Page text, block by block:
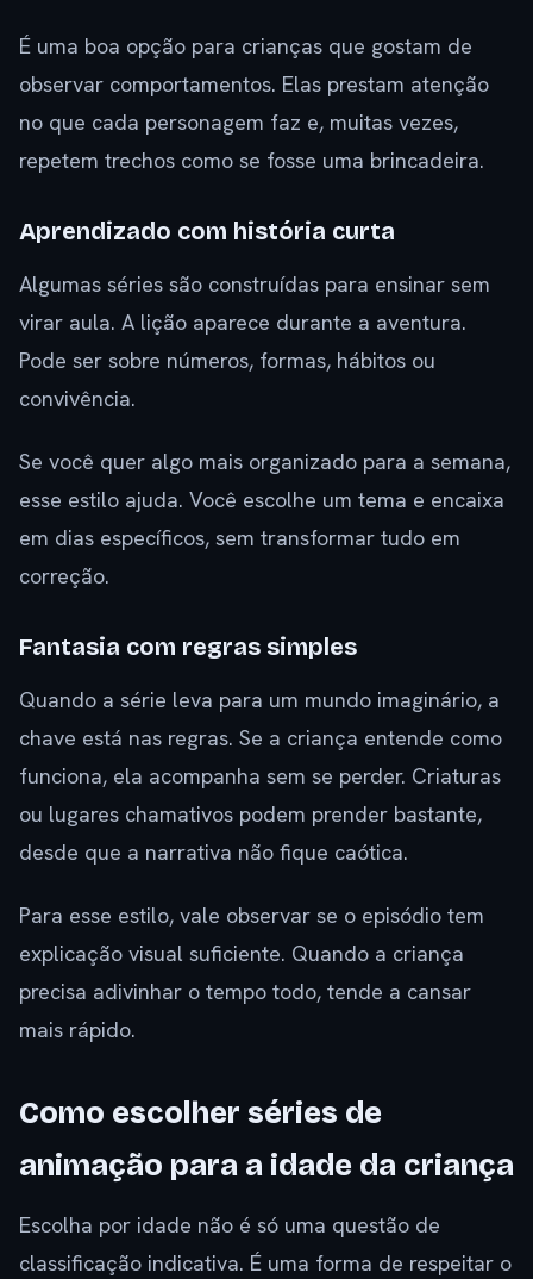
É uma boa opção para crianças que gostam de
observar comportamentos. Elas prestam atenção
no que cada personagem faz e, muitas vezes,
repetem trechos como se fosse uma brincadeira.
Aprendizado com história curta
Algumas séries são construídas para ensinar sem
virar aula. A lição aparece durante a aventura.
Pode ser sobre números, formas, hábitos ou
convivência.
Se você quer algo mais organizado para a semana,
esse estilo ajuda. Você escolhe um tema e encaixa
em dias específicos, sem transformar tudo em
correção.
Fantasia com regras simples
Quando a série leva para um mundo imaginário, a
chave está nas regras. Se a criança entende como
funciona, ela acompanha sem se perder. Criaturas
ou lugares chamativos podem prender bastante,
desde que a narrativa não fique caótica.
Para esse estilo, vale observar se o episódio tem
explicação visual suficiente. Quando a criança
precisa adivinhar o tempo todo, tende a cansar
mais rápido.
Como escolher séries de
animação para a idade da criança
Escolha por idade não é só uma questão de
classificação indicativa. É uma forma de respeitar o